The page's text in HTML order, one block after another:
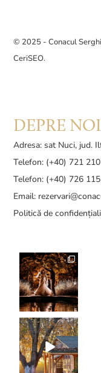
© 2025 - Conacul
CeriSEO.
DEPRE NOI
Adresa: sat Nuci, jud.
Telefon: (+40) 721
Telefon: (+40) 726
Email:
Politică de